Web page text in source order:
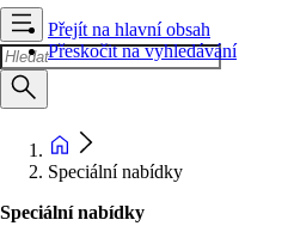
Přejít na hlavní obsah
Přeskočit na vyhledávání
Speciální nabídky
Speciální nabídky